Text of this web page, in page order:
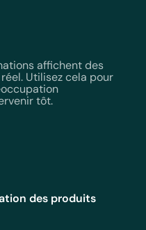
affichent des
Utilisez cela pour
tôt.
des produits